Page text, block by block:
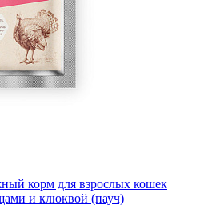
корм для взрослых кошек
и клюквой (пауч)